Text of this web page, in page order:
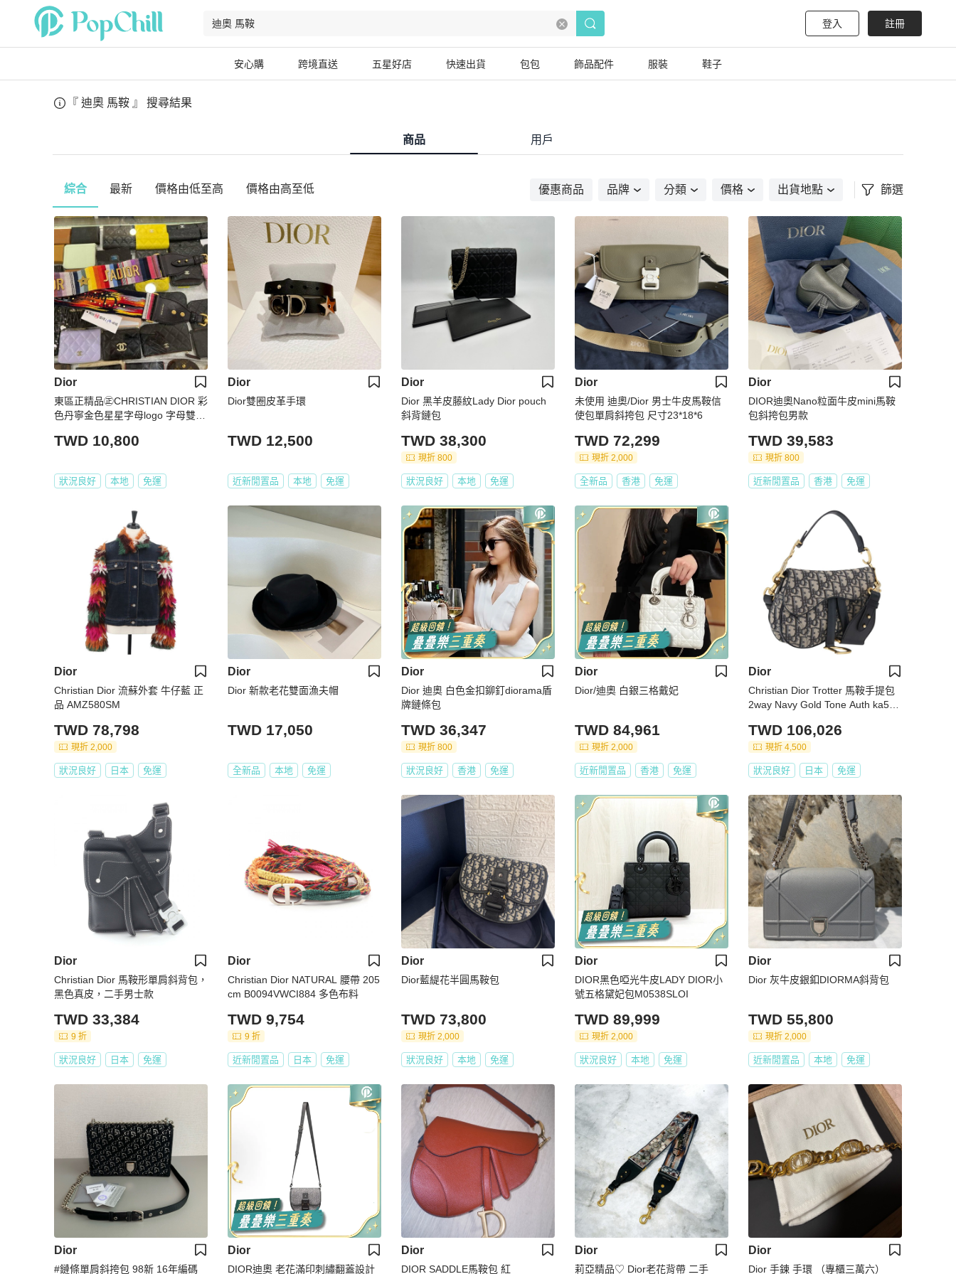
登入 註冊
安心購 跨境直送 五星好店 快速出貨 包包 飾品配件 服裝 鞋子
『 迪奧 馬鞍 』 搜尋結果
商品 用戶
綜合 最新 價格由低至高 價格由高至低 優惠商品 品牌 分類 價格 出貨地點 篩選
Dior
東區正精品㊣CHRISTIAN DIOR 彩
色丹寧金色星星字母logo 字母雙面
TWD 10,800
狀況良好 本地 免運
Dior
Dior雙圈皮革手環
TWD 12,500
近新閒置品 本地 免運
Dior
Dior 黑羊皮藤紋Lady Dior pouch
斜背鏈包
TWD 38,300
現折 800
狀況良好 本地 免運
Dior
未使用 迪奧/Dior 男士牛皮馬鞍信
使包單肩斜挎包 尺寸23*18*6
TWD 72,299
現折 2,000
全新品 香港 免運
Dior
DIOR迪奧Nano粒面牛皮mini馬鞍
包斜挎包男款
TWD 39,583
現折 800
近新閒置品 香港 免運
Dior
Christian Dior 流蘇外套 牛仔藍 正
品 AMZ580SM
TWD 78,798
現折 2,000
狀況良好 日本 免運
Dior
Dior 新款老花雙面漁夫帽
TWD 17,050
全新品 本地 免運
Dior
Dior 迪奧 白色金扣鉚釘diorama盾
牌鏈條包
TWD 36,347
現折 800
狀況良好 香港 免運
Dior
Dior/迪奧 白銀三格戴妃
TWD 84,961
現折 2,000
近新閒置品 香港 免運
Dior
Christian Dior Trotter 馬鞍手提包
2way Navy Gold Tone Auth ka535
TWD 106,026
現折 4,500
狀況良好 日本 免運
Dior
Christian Dior 馬鞍形單肩斜背包，
黑色真皮，二手男士款
TWD 33,384
9 折
狀況良好 日本 免運
Dior
Christian Dior NATURAL 腰帶 205
cm B0094VWCI884 多色布料
TWD 9,754
9 折
近新閒置品 日本 免運
Dior
Dior藍緹花半圓馬鞍包
TWD 73,800
現折 2,000
狀況良好 本地 免運
Dior
DIOR黑色啞光牛皮LADY DIOR小
號五格黛妃包M0538SLOI
TWD 89,999
現折 2,000
狀況良好 本地 免運
Dior
Dior 灰牛皮銀釦DIORMA斜背包
TWD 55,800
現折 2,000
近新閒置品 本地 免運
Dior
#鏈條單肩斜挎包 98新 16年編碼
Dior
DIOR迪奧 老花滿印刺繡翻蓋設計
Dior
DIOR SADDLE馬鞍包 紅
Dior
莉亞精品♡ Dior老花背帶 二手
Dior
Dior 手鍊 手環 （專櫃三萬六）